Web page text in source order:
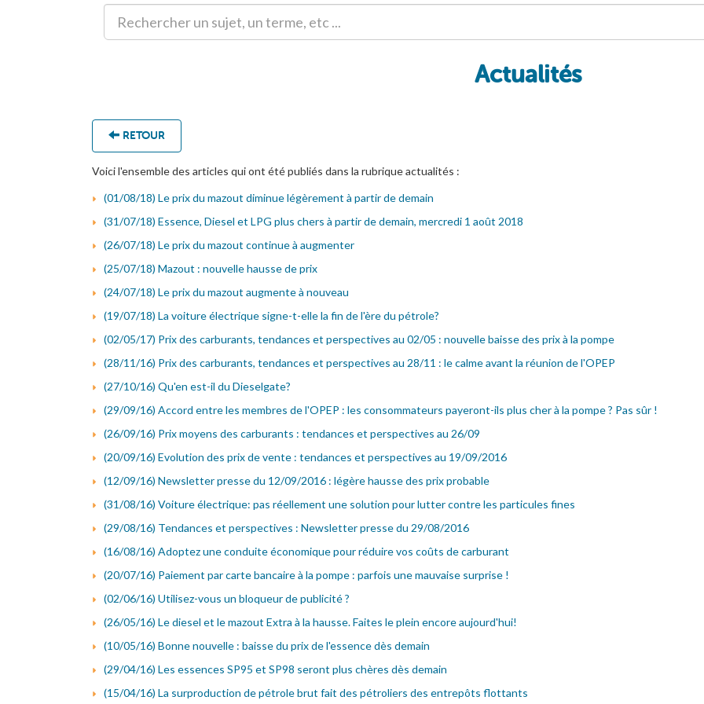
Actualités
RETOUR
Voici l'ensemble des articles qui ont été publiés dans la rubrique actualités :
(01/08/18) Le prix du mazout diminue légèrement à partir de demain
(31/07/18) Essence, Diesel et LPG plus chers à partir de demain, mercredi 1 août 2018
(26/07/18) Le prix du mazout continue à augmenter
(25/07/18) Mazout : nouvelle hausse de prix
(24/07/18) Le prix du mazout augmente à nouveau
(19/07/18) La voiture électrique signe-t-elle la fin de l'ère du pétrole?
(02/05/17) Prix des carburants, tendances et perspectives au 02/05 : nouvelle baisse des prix à la pompe
(28/11/16) Prix des carburants, tendances et perspectives au 28/11 : le calme avant la réunion de l'OPEP
(27/10/16) Qu'en est-il du Dieselgate?
(29/09/16) Accord entre les membres de l'OPEP : les consommateurs payeront-ils plus cher à la pompe ? Pas sûr !
(26/09/16) Prix moyens des carburants : tendances et perspectives au 26/09
(20/09/16) Evolution des prix de vente : tendances et perspectives au 19/09/2016
(12/09/16) Newsletter presse du 12/09/2016 : légère hausse des prix probable
(31/08/16) Voiture électrique: pas réellement une solution pour lutter contre les particules fines
(29/08/16) Tendances et perspectives : Newsletter presse du 29/08/2016
(16/08/16) Adoptez une conduite économique pour réduire vos coûts de carburant
(20/07/16) Paiement par carte bancaire à la pompe : parfois une mauvaise surprise !
(02/06/16) Utilisez-vous un bloqueur de publicité ?
(26/05/16) Le diesel et le mazout Extra à la hausse. Faites le plein encore aujourd'hui!
(10/05/16) Bonne nouvelle : baisse du prix de l'essence dès demain
(29/04/16) Les essences SP95 et SP98 seront plus chères dès demain
(15/04/16) La surproduction de pétrole brut fait des pétroliers des entrepôts flottants